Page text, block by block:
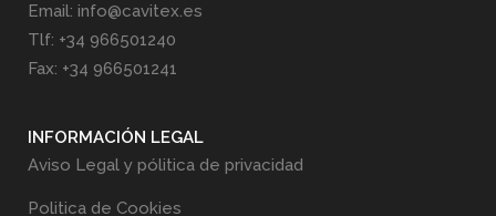
Email: info@cavitex.es
Tlf: +34 966501240
Fax: +34 966501241
INFORMACIÓN LEGAL
Aviso Legal y pólitica de privacidad
Politica de Cookies